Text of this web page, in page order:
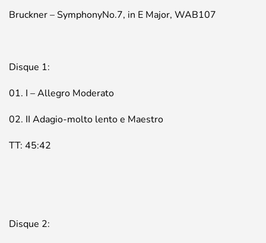
Bruckner – SymphonyNo.7, in E Major, WAB107
Disque 1:
01. I – Allegro Moderato
02. II Adagio-molto lento e Maestro
TT: 45:42
Disque 2: